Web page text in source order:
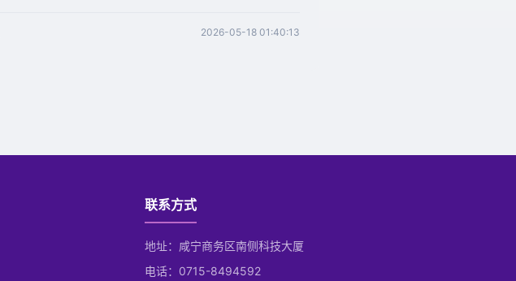
2026-05-18 01:40:13
联系方式
地址：咸宁商务区南侧科技大厦
电话：0715-8494592